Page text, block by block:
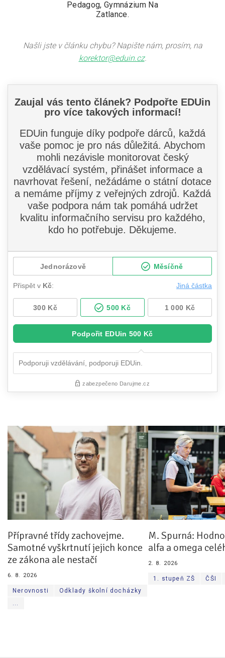
Pedagog, Gymnázium Na
Zatlance.
Našli jste v článku chybu? Napište nám, prosím, na
korektor@eduin.cz.
Přípravné třídy zachovejme.
Samotné vyškrtnutí jejich konce
ze zákona ale nestačí
6. 8. 2026
Nerovnosti
Odklady školní docházky
...
M. Spurná:
alfa a omega
2. 8. 2026
1. stupeň ZŠ ČŠI